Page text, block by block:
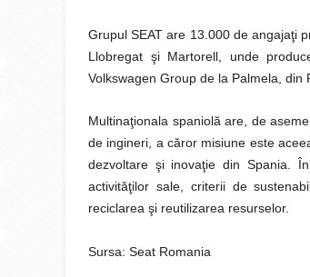
Grupul SEAT are 13.000 de angajaţi
Llobregat şi Martorell, unde
Volkswagen Group de la Palmela, din
Multinaţionala spaniolă are, de
de ingineri, a căror misiune este
dezvoltare şi inovaţie din Spania.
activităţilor sale, criterii de
reciclarea şi reutilizarea resurselor.
Sursa: Seat Romania